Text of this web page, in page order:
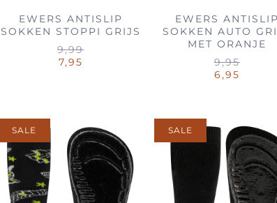
EWERS ANTISLIP
SOKKEN STOPPI GRIJS
9,99
7,95
EWERS ANTISLIP
SOKKEN AUTO
MET ORANJE
9,95
6,95
SALE SALE